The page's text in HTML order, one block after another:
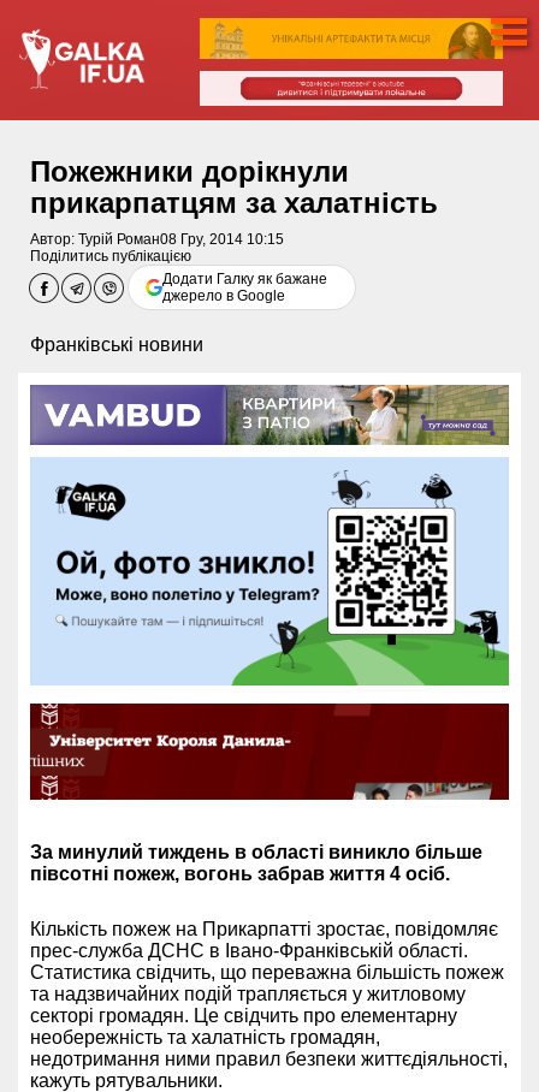
Пожежники дорікнули
прикарпатцям за халатність
Автор: Турій Роман08 Гру, 2014 10:15
Поділитись публікацією
Додати Галку як бажане
джерело в Google
Франківські новини
За минулий тиждень в області виникло більше
півсотні пожеж, вогонь забрав життя 4 осіб.
Кількість пожеж на Прикарпатті зростає, повідомляє
прес-служба ДСНС в Івано-Франківській області.
Статистика свідчить, що переважна більшість пожеж
та надзвичайних подій трапляється у житловому
секторі громадян. Це свідчить про елементарну
необережність та халатність громадян,
недотримання ними правил безпеки життєдіяльності,
кажуть рятувальники.